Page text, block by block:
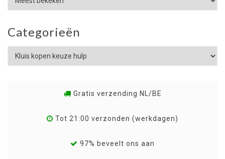
Categorieën
Gratis verzending NL/BE
Tot 21:00 verzonden (werkdagen)
97% beveelt ons aan